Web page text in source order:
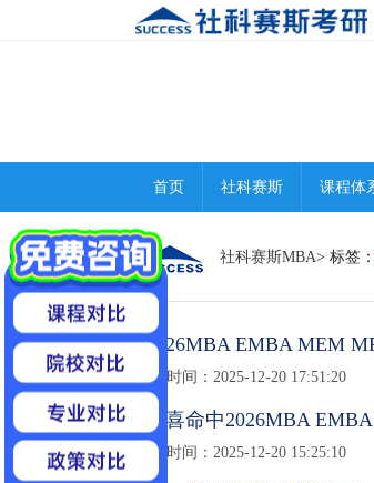
首页 社科赛斯 课程体
社科赛斯MBA> 标签：
12026MBA EMBA MEM
发布时间：2025-12-20 17:51:20
1恭喜​命中2026MBA
发布时间：2025-12-20 15:25:10